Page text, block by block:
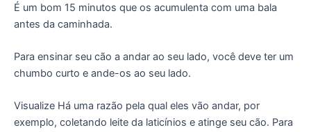
É um bom 15 minutos que os acumulenta com uma bala
antes da caminhada.
Para ensinar seu cão a andar ao seu lado, você deve ter um
chumbo curto e ande-os ao seu lado.
Visualize Há uma razão pela qual eles vão andar, por
exemplo, coletando leite da laticínios e atinge seu cão. Para